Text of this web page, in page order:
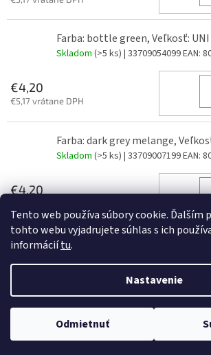
Tento web používa súbory cookie. Ďalším
tohto webu vyjadrujete súhlas s ich
informáciítu.
Nastavenie
Odmietnuť
Farba: bottle green, Veľkosť: UNI
Skladom (>5 ks) | 33709054099EAN:
€4,20
€5,17 vrátane DPH
Farba: dark grey melange,
Skladom (>5 ks) | 33709007199EAN:
€4,20
Vytvoril Shoptet
Copyright 2026 . Všetky